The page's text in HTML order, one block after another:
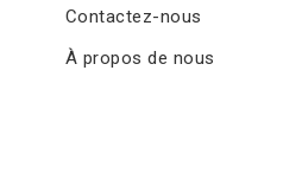
Contactez-nous
À propos de nous